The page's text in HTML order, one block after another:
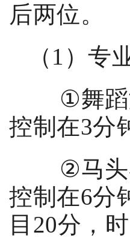
后两位。
（ 1 ）专
①舞
控制在3分
②马
控制在6分
目 20分，